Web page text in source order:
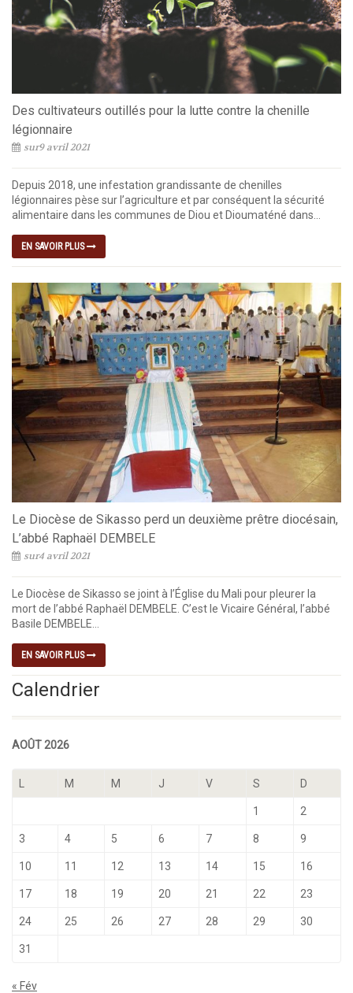
Des cultivateurs outillés pour la lutte contre la chenille
légionnaire
sur9 avril 2021
Depuis 2018, une infestation grandissante de chenilles
légionnaires pèse sur l’agriculture et par conséquent la sécurité
alimentaire dans les communes de Diou et Dioumaténé dans...
EN SAVOIR PLUS
Le Diocèse de Sikasso perd un deuxième prêtre diocésain,
L’abbé Raphaël DEMBELE
sur4 avril 2021
Le Diocèse de Sikasso se joint à l’Église du Mali pour pleurer la
mort de l’abbé Raphaël DEMBELE. C’est le Vicaire Général, l’abbé
Basile DEMBELE...
EN SAVOIR PLUS
Calendrier
AOÛT 2026
M M J V S D
1 2
3 4 5 6 7 8 9
10 11 12 13 14 15 16
17 18 19 20 21 22 23
24 25 26 27 28 29 30
31
« Fév